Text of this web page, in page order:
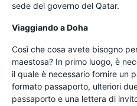
sede del governo del Qatar.
Viaggiando a Doha
Così che cosa avete bisogno
maestosa? In primo luogo, è
il quale è necessario fornire un
formato passaporto, ulteriori
passaporto e una lettera di